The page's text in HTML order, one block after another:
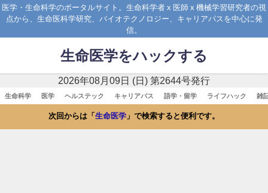
医学・生命科学のポータルサイト。生命科学者 x 医師 x 機械学習研究者の視
点から、生命医科学研究、バイオテクノロジー、キャリアパスを中心に発
信。
生命医学をハックする
2026年08月09日 (日) 第2644号発行
生命科学 医学 ヘルステック キャリアパス 語学・留学 ライフハック 雑
次回からは「 生命医学 」で検索すると便利です。